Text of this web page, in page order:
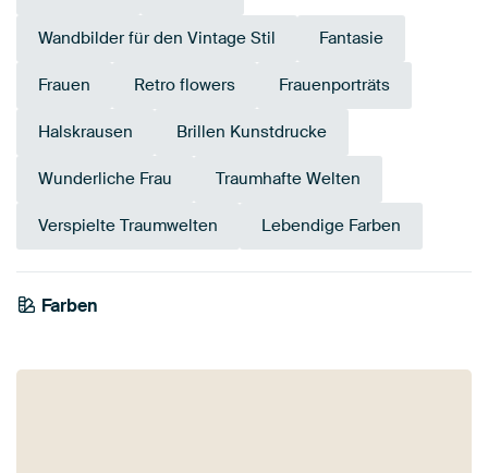
Wandbilder für den Vintage Stil Fantasie
Frauen Retro flowers Frauenporträts
Halskrausen Brillen Kunstdrucke
Wunderliche Frau Traumhafte Welten
Verspielte Traumwelten Lebendige Farben
Farben
Teal
Taupe
Braun